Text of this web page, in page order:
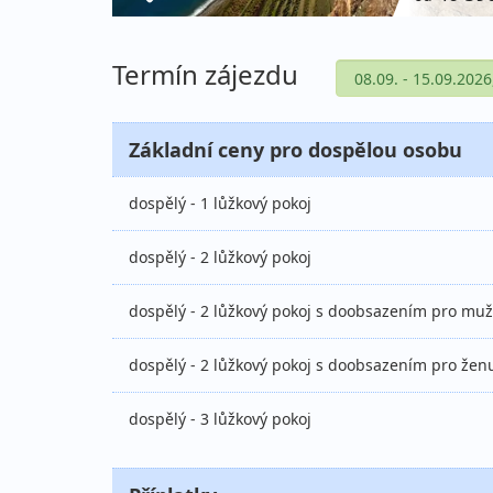
Termín zájezdu
Základní ceny pro dospělou osobu
dospělý - 1 lůžkový pokoj
dospělý - 2 lůžkový pokoj
dospělý - 2 lůžkový pokoj s doobsazením pro
dospělý - 2 lůžkový pokoj s doobsazením pro
dospělý - 3 lůžkový pokoj